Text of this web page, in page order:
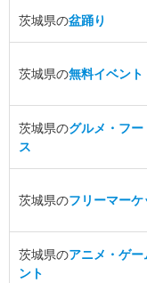
茨城県の盆踊り
茨城県の無料イベント
茨城県のグルメ・フー
ス
茨城県のフリーマーケ
茨城県のアニメ・ゲ
ント